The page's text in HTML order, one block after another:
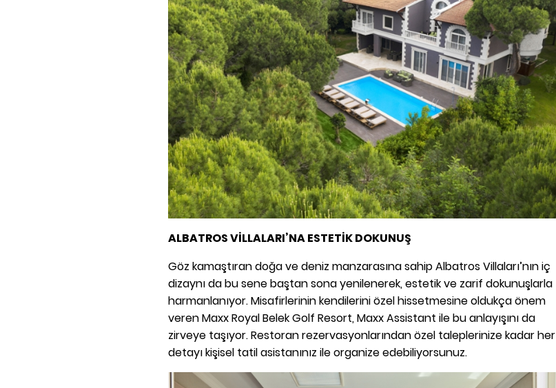
ALBATROS VİLLALARI’NA ESTETİK DOKUNUŞ
Göz kamaştıran doğa ve deniz manzarasına sahip Albatros Villaları’nın iç
dizaynı da bu sene baştan sona yenilenerek, estetik ve zarif dokunuşlarla
harmanlanıyor. Misafirlerinin kendilerini özel hissetmesine oldukça önem
veren Maxx Royal Belek Golf Resort, Maxx Assistant ile bu anlayışını da
zirveye taşıyor. Restoran rezervasyonlarından özel taleplerinize kadar her
detayı kişisel tatil asistanınız ile organize edebiliyorsunuz.